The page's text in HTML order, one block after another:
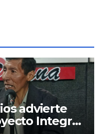
advierte
Integral